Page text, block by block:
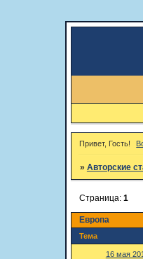
Привет, Гость!
» Авторские
Европа
Страница: 1
Тема
16 мая